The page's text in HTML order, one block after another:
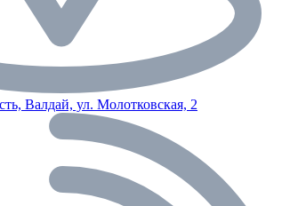
Валдай, ул. Молотковская, 2